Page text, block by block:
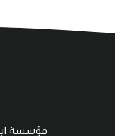
مؤسسة